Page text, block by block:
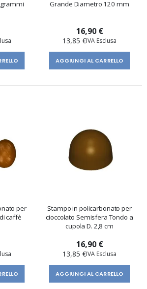
Grande Diametro 120 mm
16,90 €
13,85 €
AGGIUNGI AL CARRELLO
per
caffè
Stampo in policarbonato per
cioccolato Semisfera Tondo a
cupola D. 2,8 cm
16,90 €
13,85 €
AGGIUNGI AL CARRELLO